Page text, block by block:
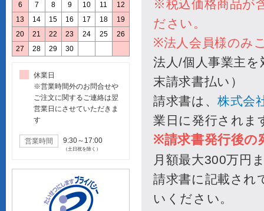
6
7 8 9 10 11
12
13
14 15 16 17 18
19
20
21 22 23 24 25
26
27
28 29 30
休業日
※営業時間外のお問合せや
ご注文に関するご連絡は翌
営業日にさせていただきま
す
営業時間 9:30～17:00
（土日祝を除く）